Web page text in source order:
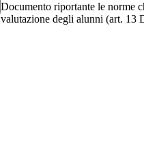
Documento riportante le norme
valutazione degli alunni (art. 13